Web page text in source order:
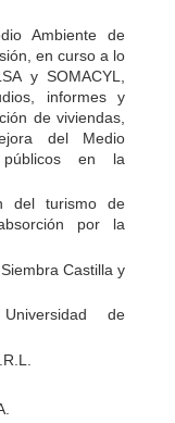
Ambiente de
en curso a lo
y SOMACYL,
informes y
de viviendas,
del Medio
en la
del turismo de
por la
Castilla y
de